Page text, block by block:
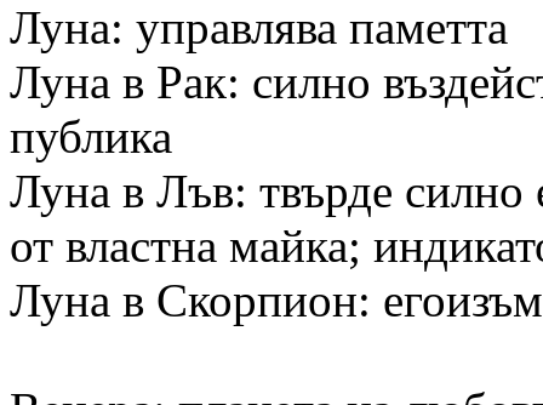
Луна: управлява паметта
Луна в Рак: силно
публика
Луна в Лъв: твърде силно
от властна майка;
Луна в Скорпион: егоизъм